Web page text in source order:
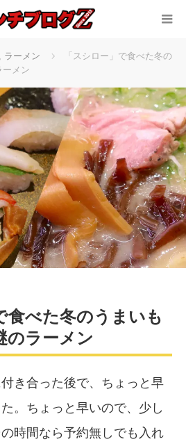
, ラーメン
「スシロー」で食べた冬の
ーメン
食べた冬のうまいも
のラーメン
き合った後で、ちょっと早
。ちょっと早いので、少し
時間なら予約無しでも入れ